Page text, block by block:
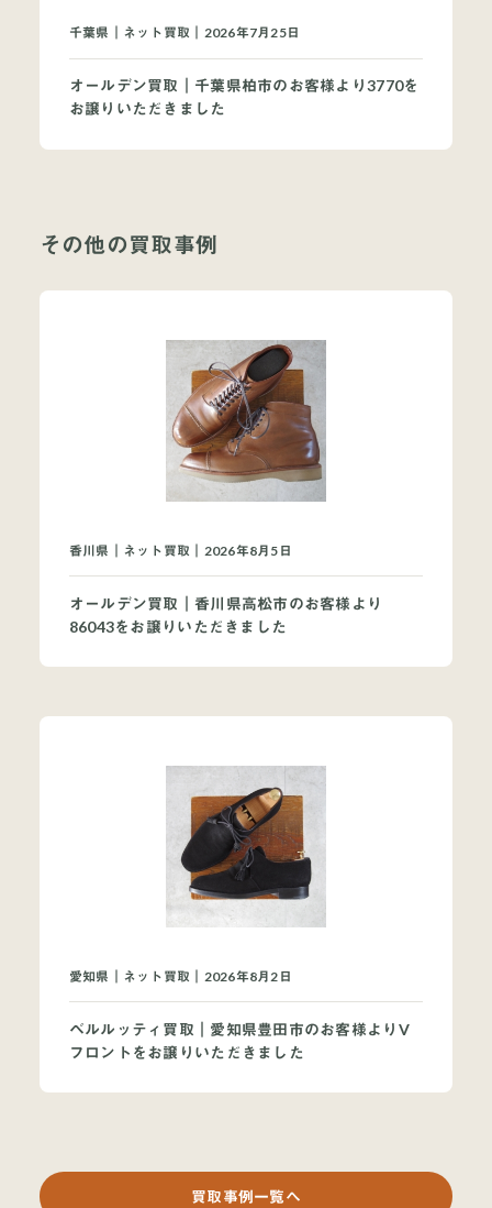
よくあるご質問
オンラインショップ
千葉県｜ネット買取｜2026年7月25日
オールデン買取｜千葉県柏市のお客様より3770を
お譲りいただきました
その他の買取事例
香川県｜ネット買取｜2026年8月5日
オールデン買取｜香川県高松市のお客様より
86043をお譲りいただきました
愛知県｜ネット買取｜2026年8月2日
ベルルッティ買取｜愛知県豊田市のお客様よりV
フロントをお譲りいただきました
買取事例一覧へ